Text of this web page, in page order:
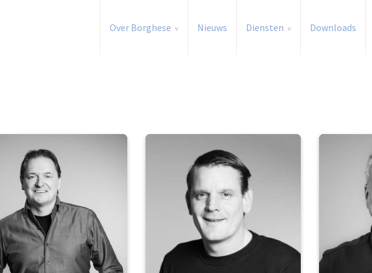
Over Borghese Nieuws Diensten Downloads